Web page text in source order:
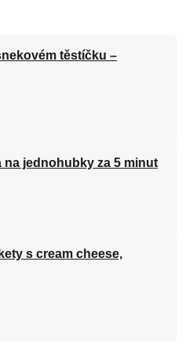
těstíčku –
jednohubky za 5 minut
s cream cheese,